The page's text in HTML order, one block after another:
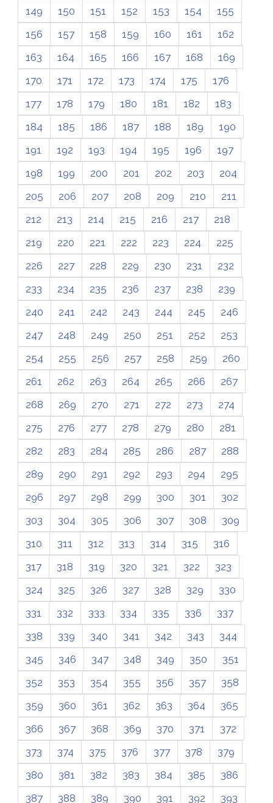
149
150 151 152 153 154
155
156
157 158 159 160 161
162
163
164 165 166 167 168
169
170
171 172 173 174 175
176
177
178 179 180 181 182
183
184
185 186 187 188 189
190
191
192 193 194 195 196
197
198
199 200 201 202 203
204
205
206 207 208 209 210
211
212
213 214 215 216 217
218
219
220 221 222 223 224
225
226
227 228 229 230 231
232
233
234 235 236 237 238
239
240
241 242 243 244 245
246
247
248 249 250 251 252
253
254
255 256 257 258 259
260
261
262 263 264 265 266
267
268
269 270 271 272 273
274
275
276 277 278 279 280
281
282
283 284 285 286 287
288
289
290 291 292 293 294
295
296
297 298 299 300 301
302
303
304 305 306 307 308
309
310
311 312 313 314 315
316
317
318 319 320 321 322
323
324
325 326 327 328 329
330
331
332 333 334 335 336
337
338
339 340 341 342 343
344
345
346 347 348 349 350
351
352
353 354 355 356 357
358
359
360 361 362 363 364
365
366
367 368 369 370 371
372
373
374 375 376 377 378
379
380
381 382 383 384 385
386
387
388 389 390 391 392 393